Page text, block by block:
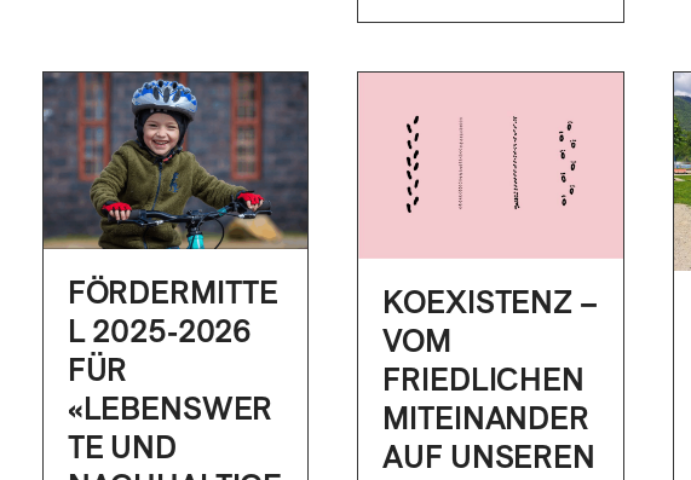
FÖRDERMITTE
L 2025-2026
FÜR
«LEBENSWER
TE UND
KOEXISTENZ –
VOM
FRIEDLICHEN
MITEINANDER
AUF UNSEREN